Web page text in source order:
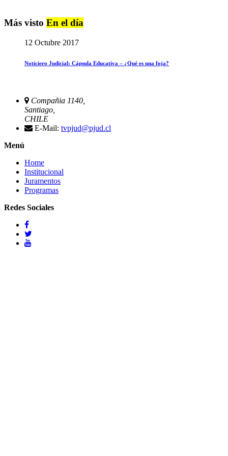
Más visto En el día
12 Octubre 2017
Noticiero Judicial: Cápsula Educativa – ¿Qué es una foja?
Compañia 1140,
Santiago,
CHILE
E-Mail: tvpjud@pjud.cl
Menú
Home
Institucional
Juramentos
Programas
Redes Sociales